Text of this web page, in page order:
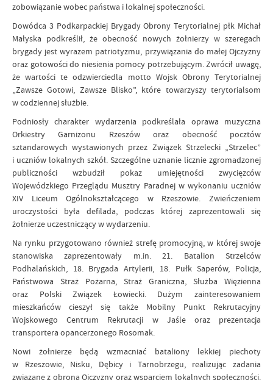
zobowiązanie wobec państwa i lokalnej społeczności.
Dowódca 3 Podkarpackiej Brygady Obrony Terytorialnej płk Michał
Małyska podkreślił, że obecność nowych żołnierzy w szeregach
brygady jest wyrazem patriotyzmu, przywiązania do małej Ojczyzny
oraz gotowości do niesienia pomocy potrzebującym. Zwrócił uwagę,
że wartości te odzwierciedla motto Wojsk Obrony Terytorialnej
„Zawsze Gotowi, Zawsze Blisko”, które towarzyszy terytorialsom
w codziennej służbie.
Podniosły charakter wydarzenia podkreślała oprawa muzyczna
Orkiestry Garnizonu Rzeszów oraz obecność pocztów
sztandarowych wystawionych przez Związek Strzelecki „Strzelec”
i uczniów lokalnych szkół. Szczególne uznanie licznie zgromadzonej
publiczności wzbudził pokaz umiejętności zwycięzców
Wojewódzkiego Przeglądu Musztry Paradnej w wykonaniu uczniów
XIV Liceum Ogólnokształcącego w Rzeszowie. Zwieńczeniem
uroczystości była defilada, podczas której zaprezentowali się
żołnierze uczestniczący w wydarzeniu.
Na rynku przygotowano również strefę promocyjną, w której swoje
stanowiska zaprezentowały m.in. 21. Batalion Strzelców
Podhalańskich, 18. Brygada Artylerii, 18. Pułk Saperów, Policja,
Państwowa Straż Pożarna, Straż Graniczna, Służba Więzienna
oraz Polski Związek Łowiecki. Dużym zainteresowaniem
mieszkańców cieszył się także Mobilny Punkt Rekrutacyjny
Wojskowego Centrum Rekrutacji w Jaśle oraz prezentacja
transportera opancerzonego Rosomak.
Nowi żołnierze będą wzmacniać bataliony lekkiej piechoty
w Rzeszowie, Nisku, Dębicy i Tarnobrzegu, realizując zadania
związane z obroną Ojczyzny oraz wsparciem lokalnych społeczności.